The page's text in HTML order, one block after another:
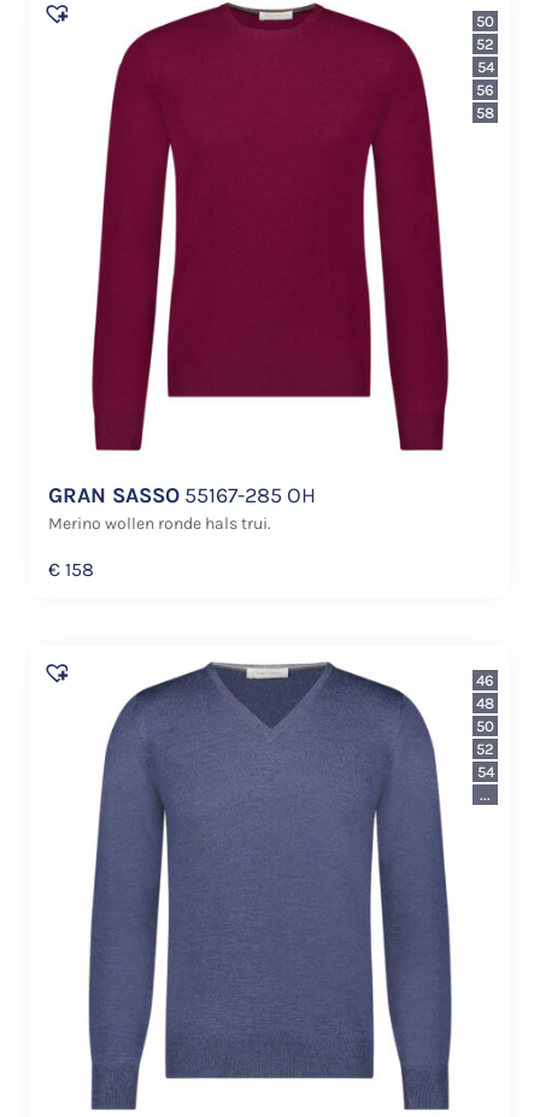
GRAN SASSO 55167-285 OH
Merino wollen ronde hals trui.
€ 158
50
52
54
56
58
46
48
50
52
54
...